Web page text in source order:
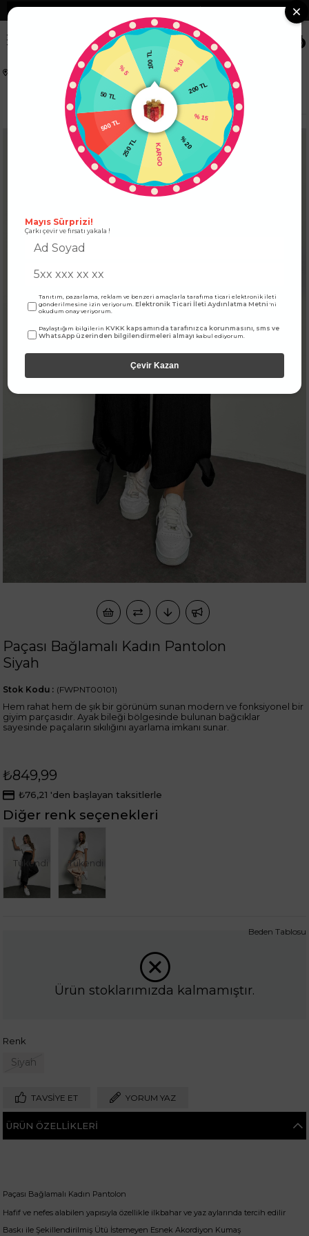
❯
0
KADIN ALT GİYİM PANTOLON
Paçası Bağlamalı Kadın Pantolon Siyah
Paçası Bağlamalı Kadın Pantolon
Siyah
(FWPNT00101)
Stok Kodu
Hem rahat hem de şık bir görünüm sunan modern ve fonksiyonel bir
giyim parçasıdır. Ayak bileği bölgesinde bulunan bağcıklar
sayesinde paçaların sıkılığını ayarlama imkanı sunar.
₺849,99
₺76,21 'den başlayan taksitlerle
Diğer renk seçenekleri
Tükendi Tükendi
Ürün stoklarımızda kalmamıştır.
Renk
Siyah
Beden Tablosu
TAVSIYE ET YORUM YAZ
ÜRÜN ÖZELLIKLERI
Paçası Bağlamalı Kadın Pantolon
Hafif ve nefes alabilen yapısıyla özellikle ilkbahar ve yaz aylarında tercih edilir
Baskı ile Şekillendirilmiş Ütü İstemeyen Esnek Akordiyon Kumaş
100 TL
% 10
% 15
% 20
KARGO
250 TL
500 TL
50 TL
% 5
Mayıs Sürprizi!
Çarkı çevir ve fırsatı yakala !
Tanıtım, pazarlama, reklam ve benzeri amaçlarla tarafıma ticari elektronik ileti
gönderilmesine izin veriyorum.Elektronik Ticari İleti Aydınlatma Metni 'ni
okudum onay veriyorum.
Paylaştığım bilgilerinKVKK kapsamında tarafınızca korunmasını, sms ve
WhatsApp üzerinden bilgilendirmeleri almayı kabul ediyorum.
Çevir Kazan